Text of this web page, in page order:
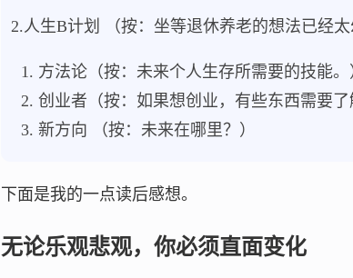
2.人生B计划 （按：坐等退休养老的想法已经太
方法论（按：未来个人生存所需要的技能。
创业者（按：如果想创业，有些东西需要了
新方向 （按：未来在哪里？）
下面是我的一点读后感想。
无论乐观悲观，你必须直面变化